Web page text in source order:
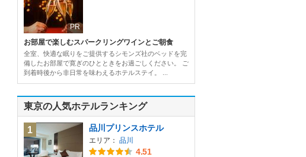
PR
お部屋で楽しむスパークリングワインとご朝食
全室、快適な眠りをご提供するシモンズ社のベッドを完
備したお部屋で寛ぎのひとときをお過ごしください。 ご
到着時後から非日常を味わえるホテルステイ。 ...
東京の人気ホテルランキング
1 品川プリンスホテル
エリア： 品川
4.51